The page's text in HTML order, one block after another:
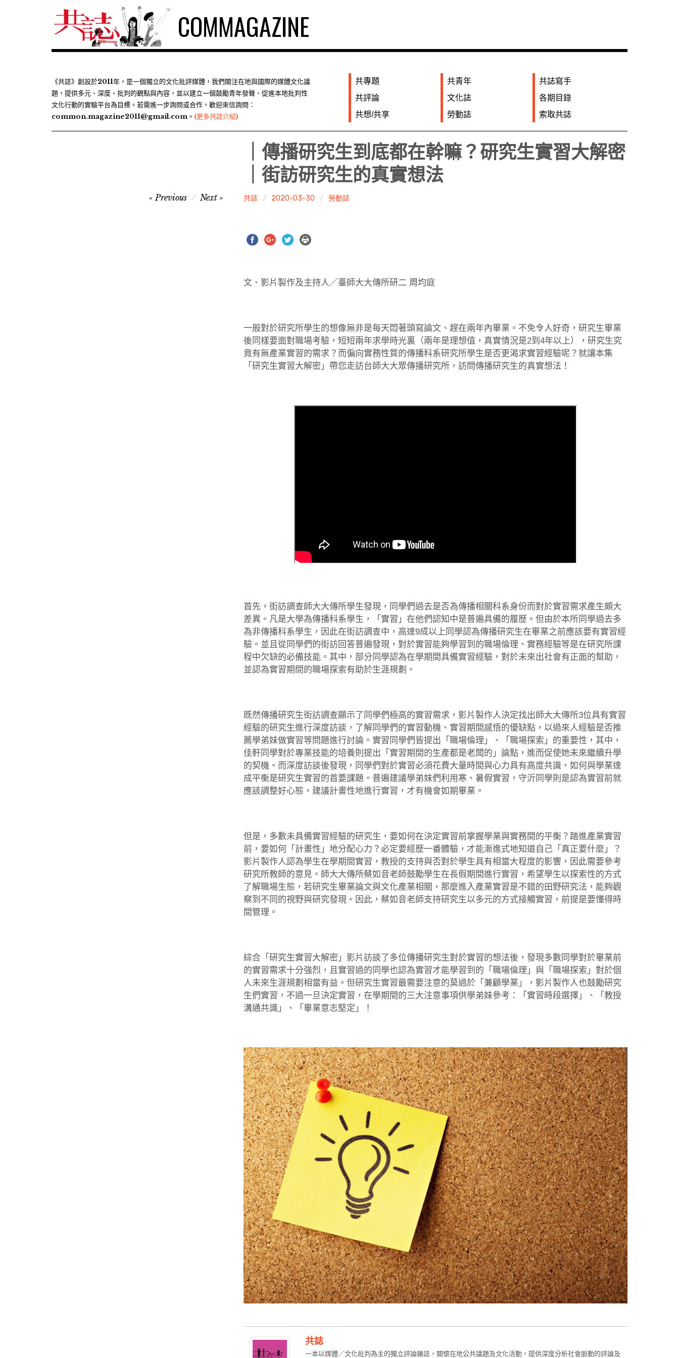
COMMAGAZINE
《共誌》創設於2011年，是一個獨立的文化批評媒體，我們關注在地與國際的媒體文化議
題，提供多元、深度、批判的觀點與內容，並以建立一個鼓勵青年發聲、促進本地批判性
文化行動的實驗平台為目標。若需進一步詢問或合作，歡迎來信詢問：
common.magazine2011@gmail.com。 (更多共誌介紹)
共專題
共評論
共想/共享
共青年
文化誌
勞動誌
共誌寫手
各期目錄
索取共誌
｜傳播研究生到底都在幹嘛？研究生實習大解密
｜街訪研究生的真實想法
共誌 2020-03-30 勞動誌
Previous Next
文、影片製作及主持人／臺師大大傳所研二 周均庭
一般對於研究所學生的想像無非是每天悶著頭寫論文、趕在兩年內畢業。不免令人好奇，研究生畢業
後同樣要面對職場考驗，短短兩年求學時光裏（兩年是理想值，真實情況是2到4年以上），研究生究
竟有無產業實習的需求？而偏向實務性質的傳播科系研究所學生是否更渴求實習經驗呢？就讓本集
「研究生實習大解密」帶您走訪台師大大眾傳播研究所，訪問傳播研究生的真實想法！
首先，街訪調查師大大傳所學生發現，同學們過去是否為傳播相關科系身份而對於實習需求產生頗大
差異。凡是大學為傳播科系學生，「實習」在他們認知中是普遍具備的履歷。但由於本所同學過去多
為非傳播科系學生，因此在街訪調查中，高達9成以上同學認為傳播研究生在畢業之前應該要有實習經
驗。並且從同學們的街訪回答普遍發現，對於實習能夠學習到的職場倫理、實務經驗等是在研究所課
程中欠缺的必備技能。其中，部分同學認為在學期間具備實習經驗，對於未來出社會有正面的幫助，
並認為實習期間的職場探索有助於生涯規劃。
既然傳播研究生街訪調查顯示了同學們極高的實習需求，影片製作人決定找出師大大傳所3位具有實習
經驗的研究生進行深度訪談，了解同學們的實習動機、實習期間感悟的優缺點，以過來人經驗是否推
薦學弟妹做實習等問題進行討論。實習同學們皆提出「職場倫理」、「職場探索」的重要性，其中，
佳軒同學對於專業技能的培養則提出「實習期間的生產都是老闆的」論點，進而促使她未來繼續升學
的契機。而深度訪談後發現，同學們對於實習必須花費大量時間與心力具有高度共識，如何與學業達
成平衡是研究生實習的首要課題。普遍建議學弟妹們利用寒、暑假實習，守沂同學則是認為實習前就
應該調整好心態，建議計畫性地進行實習，才有機會如期畢業。
但是，多數未具備實習經驗的研究生，要如何在決定實習前掌握學業與實務間的平衡？踏進產業實習
前，要如何「計畫性」地分配心力？必定要經歷一番體驗，才能漸進式地知道自己「真正要什麼」？
影片製作人認為學生在學期間實習，教授的支持與否對於學生具有相當大程度的影響，因此需要參考
研究所教師的意見。師大大傳所蔡如音老師鼓勵學生在長假期間進行實習，希望學生以探索性的方式
了解職場生態，若研究生畢業論文與文化產業相關，那麼進入產業實習是不錯的田野研究法，能夠觀
察到不同的視野與研究發現。因此，蔡如音老師支持研究生以多元的方式接觸實習，前提是要懂得時
間管理。
綜合「研究生實習大解密」影片訪談了多位傳播研究生對於實習的想法後，發現多數同學對於畢業前
的實習需求十分強烈，且實習過的同學也認為實習才能學習到的「職場倫理」與「職場探索」對於個
人未來生涯規劃相當有益。但研究生實習最需要注意的莫過於「兼顧學業」，影片製作人也鼓勵研究
生們實習，不過一旦決定實習，在學期間的三大注意事項供學弟妹參考：「實習時段選擇」、「教授
溝通共識」、「畢業意志堅定」！
共誌
一本以媒體／文化批判為主的獨立評論雜誌，關懷在地公共議題及文化活動，提供深度分析社會脈動的評論及